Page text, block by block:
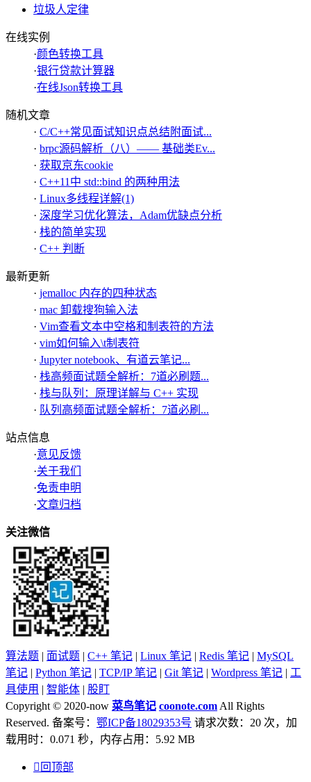
垃圾人定律
在线实例
·颜色转换工具
·银行贷款计算器
·在线Json转换工具
随机文章
· C/C++常见面试知识点总结附面试...
· brpc源码解析（八）—— 基础类Ev...
· 获取京东cookie
· C++11中 std::bind 的两种用法
· Linux多线程详解(1)
· 深度学习优化算法，Adam优缺点分析
· 栈的简单实现
· C++ 判断
最新更新
· jemalloc 内存的四种状态
· mac 卸载搜狗输入法
· Vim查看文本中空格和制表符的方法
· vim如何输入\t制表符
· Jupyter notebook、有道云笔记...
· 栈高频面试题全解析：7道必刷题...
· 栈与队列：原理详解与 C++ 实现
· 队列高频面试题全解析：7道必刷...
站点信息
·意见反馈
·关于我们
·免责申明
·文章归档
关注微信
算法题 | 面试题 | C++ 笔记 | Linux 笔记 | Redis 笔记 | MySQL
笔记 | Python 笔记 | TCP/IP 笔记 | Git 笔记 | Wordpress 笔记 | 工
具使用 | 智能体 | 股盯
Copyright © 2020-now 菜鸟笔记 coonote.com All Rights
Reserved. 备案号： 鄂ICP备18029353号 请求次数：20 次，加
载用时：0.071 秒，内存占用：5.92 MB
 回顶部